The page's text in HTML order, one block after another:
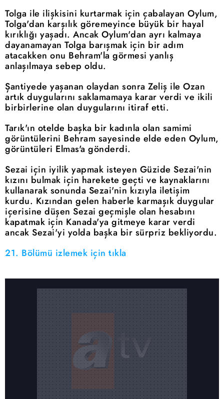
Tolga ile ilişkisini kurtarmak için çabalayan Oylum,
Tolga'dan karşılık göremeyince büyük bir hayal
kırıklığı yaşadı. Ancak Oylum'dan ayrı kalmaya
dayanamayan Tolga barışmak için bir adım
atacakken onu Behram'la görmesi yanlış
anlaşılmaya sebep oldu.
Şantiyede yaşanan olaydan sonra Zeliş ile Ozan
artık duygularını saklamamaya karar verdi ve ikili
birbirlerine olan duygularını itiraf etti.
Tarık'ın otelde başka bir kadınla olan samimi
görüntülerini Behram sayesinde elde eden Oylum,
görüntüleri Elmas'a gönderdi.
Sezai için iyilik yapmak isteyen Güzide Sezai'nin
kızını bulmak için harekete geçti ve kaynaklarını
kullanarak sonunda Sezai'nin kızıyla iletişim
kurdu. Kızından gelen haberle karmaşık duygular
içerisine düşen Sezai geçmişle olan hesabını
kapatmak için Kanada'ya gitmeye karar verdi
ancak Sezai'yi yolda başka bir sürpriz bekliyordu.
21. Bölümü izlemek için tıkla